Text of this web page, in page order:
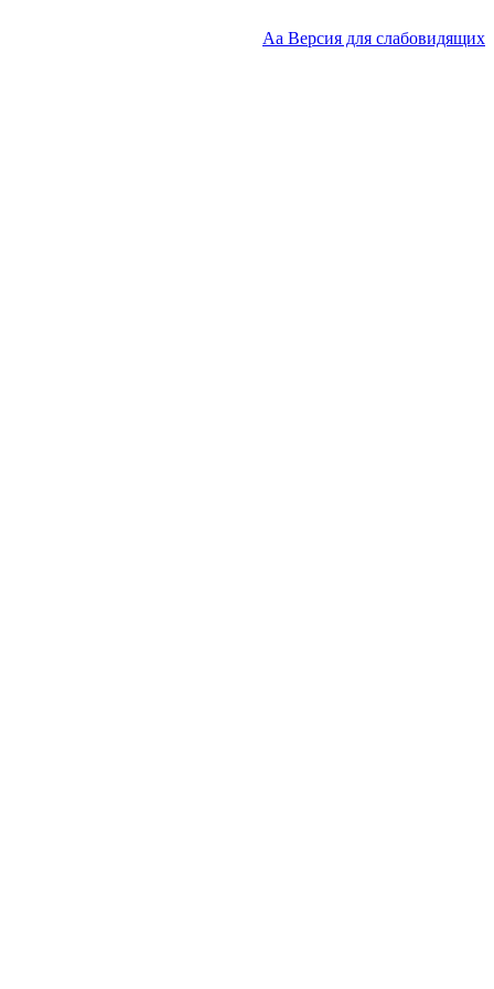
Аа Версия для слабовидящих